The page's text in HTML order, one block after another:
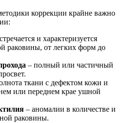
коррекции крайне важно
и характеризуется
раковины, от легких форм до
– полный или частичный
ткани с дефектом кожи и
или переднем крае ушной
– аномалии в количестве и
раковины.